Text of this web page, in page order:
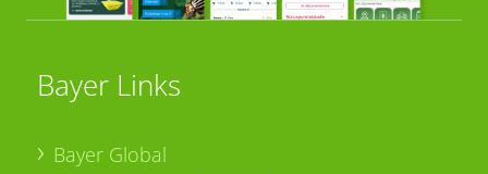
Bayer Links
Bayer Global